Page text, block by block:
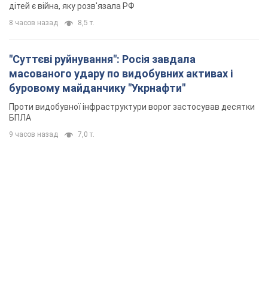
дітей є війна, яку розв'язала РФ
8 часов назад 8,5 т.
"Суттєві руйнування": Росія завдала
масованого удару по видобувних активах і
буровому майданчику "Укрнафти"
Проти видобувної інфраструктури ворог застосував десятки
БПЛА
9 часов назад 7,0 т.